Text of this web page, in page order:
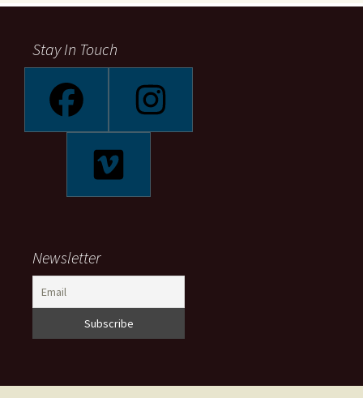
Stay In Touch
Newsletter